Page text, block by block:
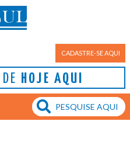
CADASTRE-SE AQUI
DE HOJE AQUI